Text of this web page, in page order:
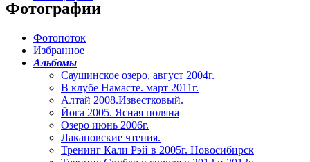
Фотографии
Фотопоток
Избранное
Альбомы
Саушинское озеро, август 2004г.
В клубе Намасте. март 2011г.
Алтай 2008.Известковый.
Йога 2005. Ясная поляна
Озеро июнь 2006г.
Лакановские чтения.
Тренинг Кали Рэй в 2005г. Новосибирск